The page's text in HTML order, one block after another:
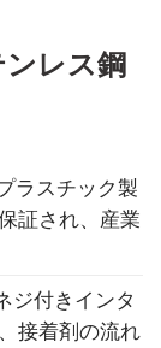
レス鋼
ラスチック製
証され、産業
ジ付きインタ
接着剤の流れ